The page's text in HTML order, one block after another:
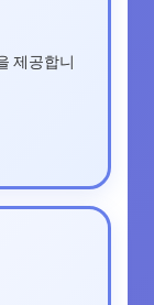
제공합니